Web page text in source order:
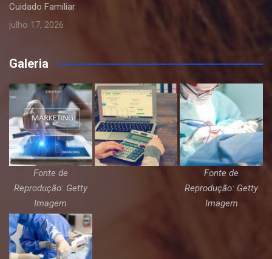
Cuidado Familiar
julho 17, 2026
Galeria
Fonte de
Reprodução: Getty
Imagem
Fonte de
Reprodução: Getty
Imagem